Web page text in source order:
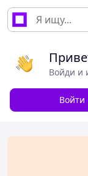
Войди и
Войти